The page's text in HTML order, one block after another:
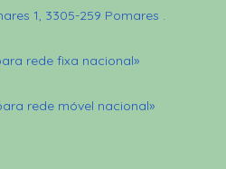
1, 3305-259 Pomares .
rede fixa nacional»
rede móvel nacional»